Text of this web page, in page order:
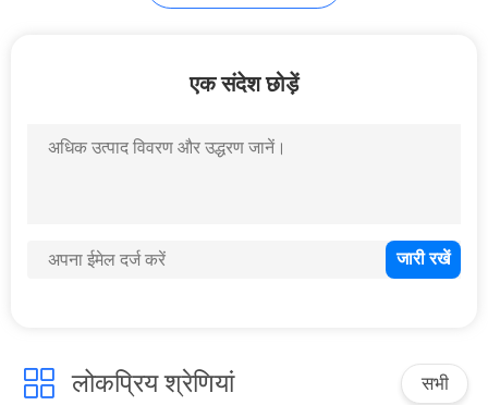
एक संदेश छोड़ें
लोकप्रिय श्रेणियां सभी